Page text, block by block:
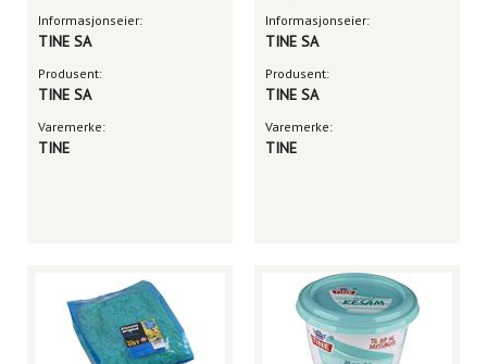
Informasjonseier:
TINE SA
Produsent:
TINE SA
Varemerke:
TINE
Informasjonseier:
TINE SA
Produsent:
TINE SA
Varemerke:
TINE